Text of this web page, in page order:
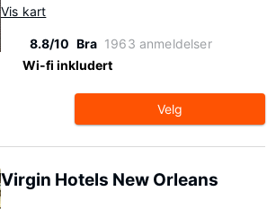
Vis kart
8.8/10 Bra 1963 anmeldelser
Wi-fi inkludert
Velg
Virgin Hotels New Orleans